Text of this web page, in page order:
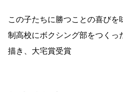
この子たちに勝つことの喜びを
制高校にボクシング部をつくっ
描き、大宅賞受賞